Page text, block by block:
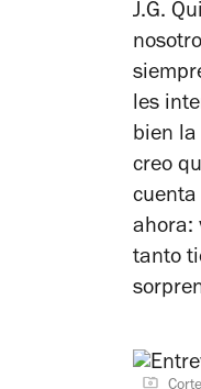
J.G.
les
bien la
creo
cuenta
ahora:
tanto